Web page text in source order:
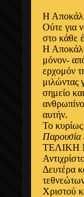
Η
Ούτε για
στο κάθε
Η
μόνον-
ερχομόν
μιλώντας
σημείο
αυτήν.
Το κυρίως
Παρουσία
ΤΕΛΙΚΗ
Δευτέρα
Χριστού